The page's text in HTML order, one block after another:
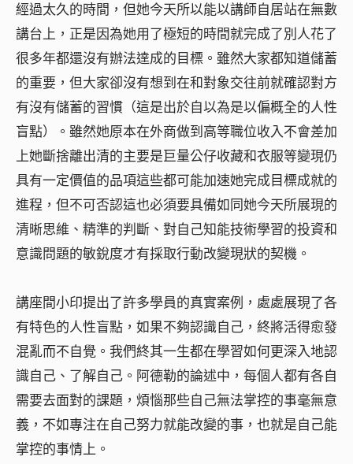
經過太久的時間，但她今天所以能以講師自居站在無數
講台上，正是因為她用了極短的時間就完成了別人花了
很多年都還沒有辦法達成的目標。雖然大家都知道儲蓄
的重要，但大家卻沒有想到在和對象交往前就確認對方
有沒有儲蓄的習慣（這是出於自以為是以偏概全的人性
盲點）。雖然她原本在外商做到高等職位收入不會差加
上她斷捨離出清的主要是巨量公仔收藏和衣服等變現仍
具有一定價值的品項這些都可能加速她完成目標成就的
進程，但不可否認這也必須要具備如同她今天所展現的
清晰思維、精準的判斷、對自己知能技術學習的投資和
意識問題的敏銳度才有採取行動改變現狀的契機。
講座間小印提出了許多學員的真實案例，處處展現了各
有特色的人性盲點，如果不夠認識自己，終將活得愈發
混亂而不自覺。我們終其一生都在學習如何更深入地認
識自己、了解自己。阿德勒的論述中，每個人都有各自
需要去面對的課題，煩惱那些自己無法掌控的事毫無意
義，不如專注在自己努力就能改變的事，也就是自己能
掌控的事情上。